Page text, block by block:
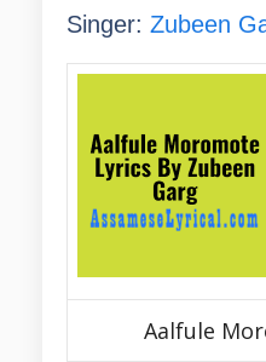
Singer: Zubeen
Aalfule